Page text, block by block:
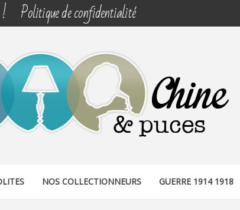
! Politique de confidentialité
NOS COLLECTIONNEURS GUERRE 1914 1918